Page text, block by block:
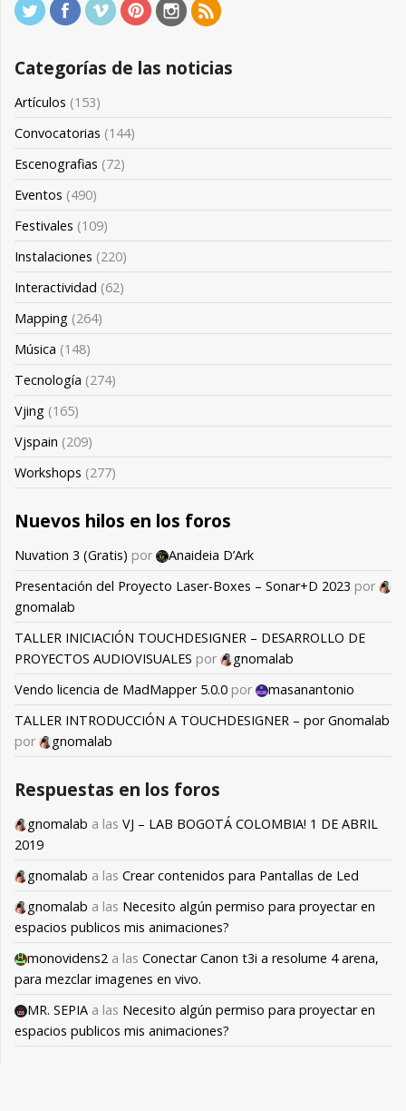
Categorías de las noticias
Artículos (153)
Convocatorias (144)
Escenografias (72)
Eventos (490)
Festivales (109)
Instalaciones (220)
Interactividad (62)
Mapping (264)
Música (148)
Tecnología (274)
Vjing (165)
Vjspain (209)
Workshops (277)
Nuevos hilos en los foros
Nuvation 3 (Gratis) por
Anaideia D’Ark
Presentación del Proyecto Laser-Boxes – Sonar+D 2023 por
gnomalab
TALLER INICIACIÓN TOUCHDESIGNER – DESARROLLO DE
PROYECTOS AUDIOVISUALES por
gnomalab
Vendo licencia de MadMapper 5.0.0 por
masanantonio
TALLER INTRODUCCIÓN A TOUCHDESIGNER – por Gnomalab
por
gnomalab
Respuestas en los foros
gnomalab a las VJ – LAB BOGOTÁ COLOMBIA! 1 DE ABRIL
2019
gnomalab a las Crear contenidos para Pantallas de Led
gnomalab a las Necesito algún permiso para proyectar en
espacios publicos mis animaciones?
monovidens2 a las Conectar Canon t3i a resolume 4 arena,
para mezclar imagenes en vivo.
MR. SEPIA a las Necesito algún permiso para proyectar en
espacios publicos mis animaciones?